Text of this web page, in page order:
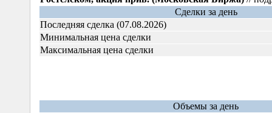
Сделки за день
Последняя сделка (07.08.2026)
Минимальная цена сделки
Максимальная цена сделки
Объемы за день